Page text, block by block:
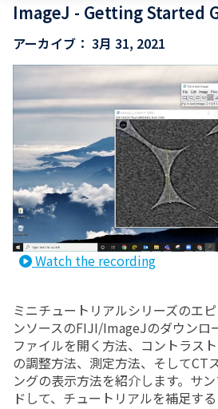
ImageJ - Getting Started
アーカイブ： 3月 31, 2021
Watch the recording
ミニチュートリアルシリーズのエ
ンソースのFIJI/ImageJのダウンロ
ファイルを開く方法、コントラス
の調整方法、測定方法、そしてCT
ングの表示方法を紹介します。サ
ドして、チュートリアルを補足する